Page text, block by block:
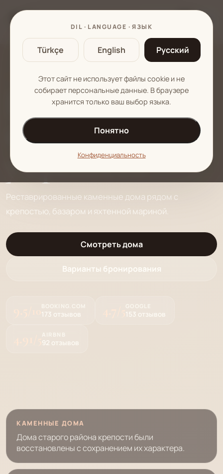
DIL · LANGUAGE · ЯЗЫК
Türkçe English Русский
Этот сайт не использует файлы cookie и не
собирает персональные данные. В браузере
хранится только ваш выбор языка.
Понятно
Конфиденциальность
РЯДОМ С КРЕПОСТЬЮ МАРМАРИСА
Бутик-
каменные дома
у крепости
Реставрированные каменные дома рядом с
крепостью, базаром и яхтенной мариной.
Смотреть дома
Варианты бронирования
173 отзывов 153 отзывов
92 отзывов
КАМЕННЫЕ ДОМА
Дома старого района крепости были
восстановлены с сохранением их характера.